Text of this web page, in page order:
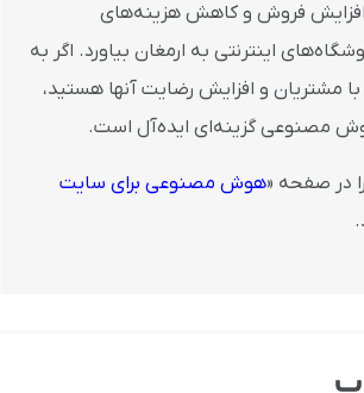
افزایش فروش و کاهش هزینه‌های
اینترنتی به ارمغان بیاورد. اگر به
با مشتریان و افزایش رضایت آنها هستید،
مصنوعی گزینه‌ای ایده‌آل است.
در صفحه «هوش مصنوعی برای سایت